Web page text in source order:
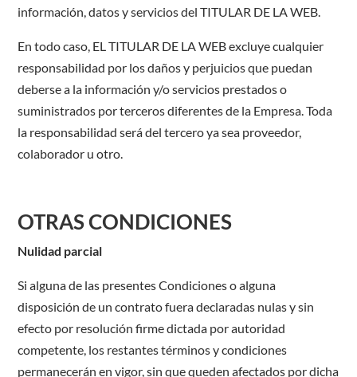
información, datos y servicios del TITULAR DE LA WEB.
En todo caso, EL TITULAR DE LA WEB excluye cualquier
responsabilidad por los daños y perjuicios que puedan
deberse a la información y/o servicios prestados o
suministrados por terceros diferentes de la Empresa. Toda
la responsabilidad será del tercero ya sea proveedor,
colaborador u otro.
OTRAS CONDICIONES
Nulidad parcial
Si alguna de las presentes Condiciones o alguna
disposición de un contrato fuera declaradas nulas y sin
efecto por resolución firme dictada por autoridad
competente, los restantes términos y condiciones
permanecerán en vigor, sin que queden afectados por dicha